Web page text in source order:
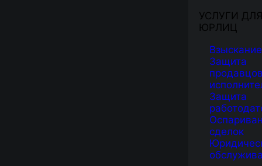
УСЛУГИ ДЛЯ
ЮРЛИЦ
Защита
Защита
сделок